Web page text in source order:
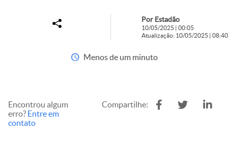
Por Estadão
10/05/2025 | 00:05
Atualização: 10/05/2025 | 08:40
Menos de um minuto
Encontrou algum
erro? Entre em
contato
Compartilhe: